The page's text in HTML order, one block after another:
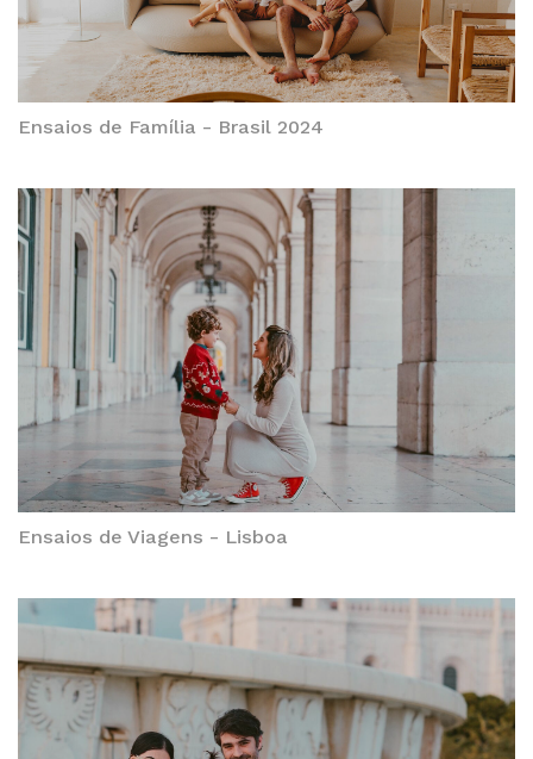
Ensaios de Família - Brasil 2024
Ensaios de Viagens - Lisboa